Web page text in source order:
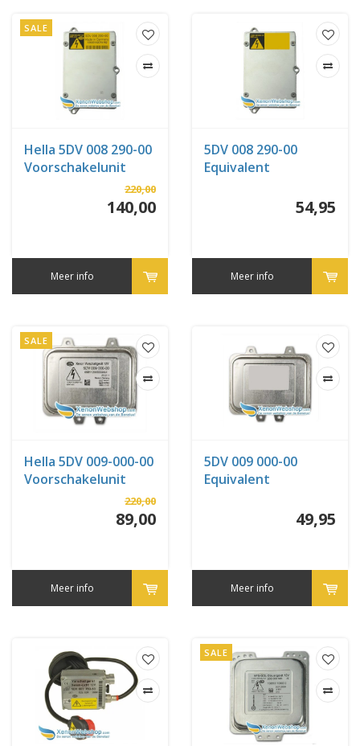
SALE
Hella 5DV 008 290-00
Voorschakelunit
220,00
140,00
Meer info
5DV 008 290-00
Equivalent
54,95
Meer info
SALE
Hella 5DV 009-000-00
Voorschakelunit
220,00
89,00
Meer info
5DV 009 000-00
Equivalent
49,95
Meer info
SALE